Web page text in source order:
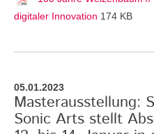
digitaler Innovation 174 KB
05.01.2023
Masterausstellung:
Sonic Arts stellt